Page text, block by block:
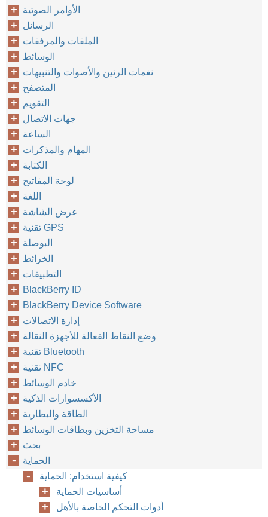
الأوامر الصوتية
الرسائل
الملفات والمرفقات
الوسائط
نغمات الرنين والأصوات والتنبيهات
المتصفح
التقويم
جهات الاتصال
الساعة
المهام والمذكرات
الكتابة
لوحة المفاتيح
اللغة
عرض الشاشة
تقنية GPS
البوصلة
الخرائط
التطبيقات
BlackBerry ID
BlackBerry Device Software
إدارة الاتصالات
وضع النقاط الفعالة للأجهزة النقالة
تقنية Bluetooth
تقنية NFC
خادم الوسائط
الأكسسوارات الذكية
الطاقة والبطارية
مساحة التخزين وبطاقات الوسائط
بحث
الحماية
كيفية استخدام: الحماية
أساسيات الحماية
أدوات التحكم الخاصة بالأهل